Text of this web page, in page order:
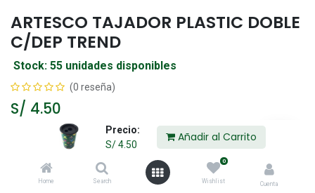
Precio:
S/4.50
Añadir al Carrito
Home Search
0
Wishlist Cuenta
ARTESCO TAJADOR PLASTIC DOBLE
C/DEP TREND
Stock: 55 unidades disponibles
(0 reseña)
S/ 4.50
Añadir al Carrito
Agregar a la lista de deseos